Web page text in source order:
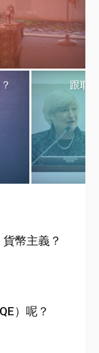
跟耶
幣主義？
）呢？